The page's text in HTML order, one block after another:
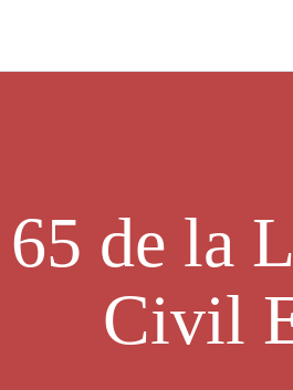
de la
Civil